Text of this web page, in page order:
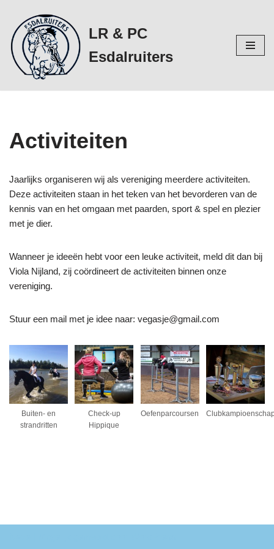
Ga
naar
de
inhoud
LR & PC
Esdalruiters
Activiteiten
Jaarlijks organiseren wij als vereniging meerdere activiteiten.
Deze activiteiten staan in het teken van het bevorderen van de
kennis van en het omgaan met paarden, sport & spel en plezier
met je dier.
Wanneer je ideeën hebt voor een leuke activiteit, meld dit dan bij
Viola Nijland, zij coördineert de activiteiten binnen onze
vereniging.
Stuur een mail met je idee naar: vegasje@gmail.com
Buiten- en
strandritten
Check-up
Hippique
Oefenparcoursen